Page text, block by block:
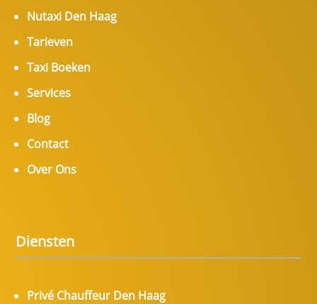
Nutaxi Den Haag
Tarieven
Taxi Boeken
Services
Blog
Contact
Over Ons
Diensten
Privé Chauffeur Den Haag